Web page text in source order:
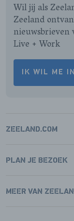
Wil jij als
Zeeland
Live + Work
IK WIL ME
ZEELAND.COM
PLAN JE BEZOEK
MEER VAN